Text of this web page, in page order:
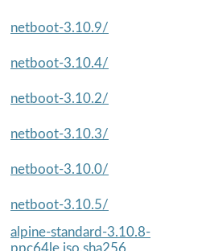
netboot-3.10.9/
netboot-3.10.4/
netboot-3.10.2/
netboot-3.10.3/
netboot-3.10.0/
netboot-3.10.5/
alpine-standard-3.10.8-
ppc64le.iso.sha256